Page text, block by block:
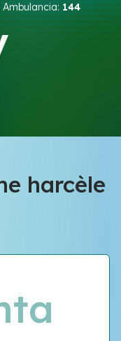
Ambulancia: 144
harcèle